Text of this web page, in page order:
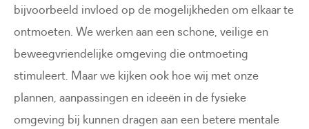
bijvoorbeeld invloed op de mogelijkheden om elkaar te
ontmoeten. We werken aan een schone, veilige en
beweegvriendelijke omgeving die ontmoeting
stimuleert. Maar we kijken ook hoe wij met onze
plannen, aanpassingen en ideeën in de fysieke
omgeving bij kunnen dragen aan een betere mentale